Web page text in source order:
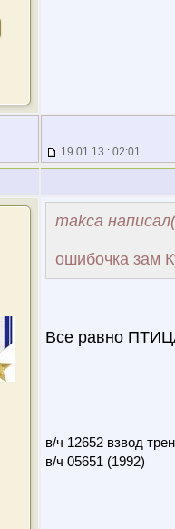
19.01.13 : 02:01
makca
ошибочка зам
Все равно
в/ч 12652 взвод
в/ч 05651 (1992)